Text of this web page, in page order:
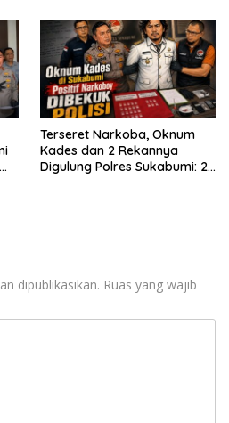
Terseret Narkoba, Oknum
Kades dan 2 Rekannya
Digulung Polres Sukabumi: 28
dipublikasikan. Ruas yang wajib